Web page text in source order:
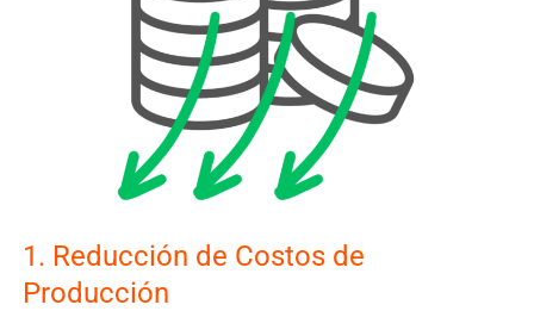
1. Reducción de Costos de
Producción